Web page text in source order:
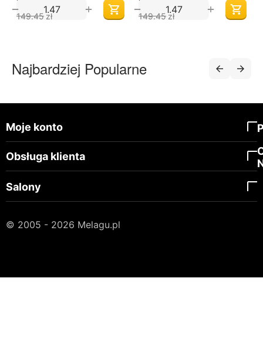
149.45zł
+
− 149.45zł
+
−
Najbardziej Popularne
Moje konto
Obsługa klienta
Salony
© 2005 - 2026 Melagu.pl